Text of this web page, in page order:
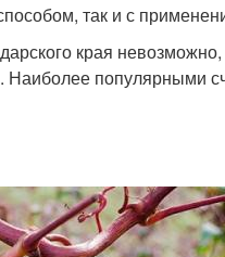
так и с
края невозможно,
Наиболее популярными